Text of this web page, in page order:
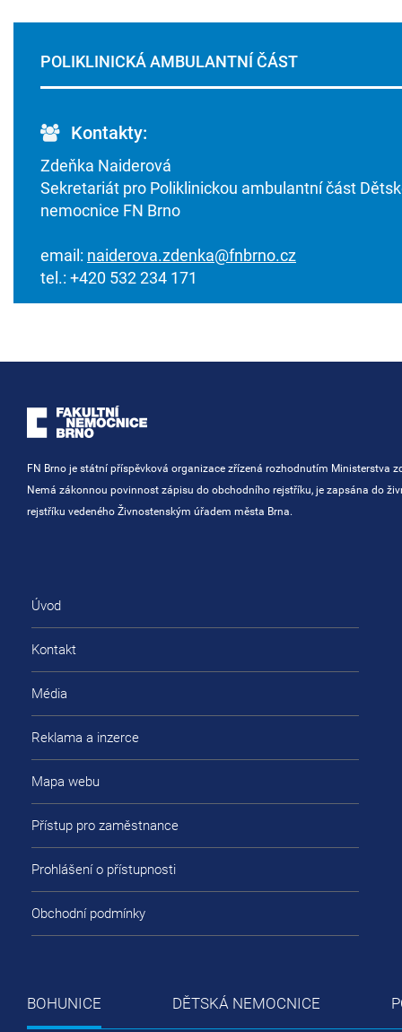
POLIKLINICKÁ AMBULANTNÍ ČÁST
Kontakty:
Zdeňka Naiderová
Sekretariát pro Poliklinickou ambulantní část
nemocnice FN Brno
email: naiderova.zdenka@fnbrno.cz
tel.: +420 532 234 171
FN Brno je státní příspěvková organizace zřízená rozhodnutím Ministerstva
Nemá zákonnou povinnost zápisu do obchodního rejstříku, je zapsána do
rejstříku vedeného Živnostenským úřadem města Brna.
Úvod
Kontakt
Média
Reklama a inzerce
Mapa webu
Přístup pro zaměstnance
Prohlášení o přístupnosti
Obchodní podmínky
BOHUNICE DĚTSKÁ NEMOCNICE